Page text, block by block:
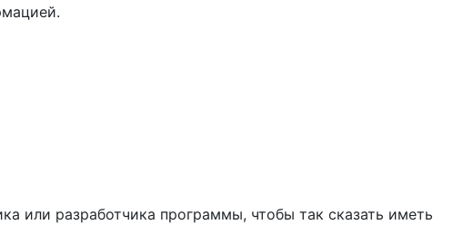
или разработчика программы, чтобы так сказать иметь